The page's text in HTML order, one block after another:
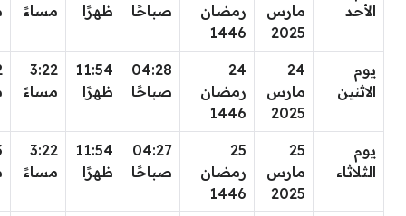
الأحد
مارس
2025
رمضان
1446
صباحًا
ظهرًا
مساءً
يوم
الاثنين
24
مارس
2025
24
رمضان
1446
04:28
صباحًا
11:54
ظهرًا
3:22
مساءً
يوم
الثلاثاء
25
مارس
2025
25
رمضان
1446
04:27
صباحًا
11:54
ظهرًا
3:22
مساءً